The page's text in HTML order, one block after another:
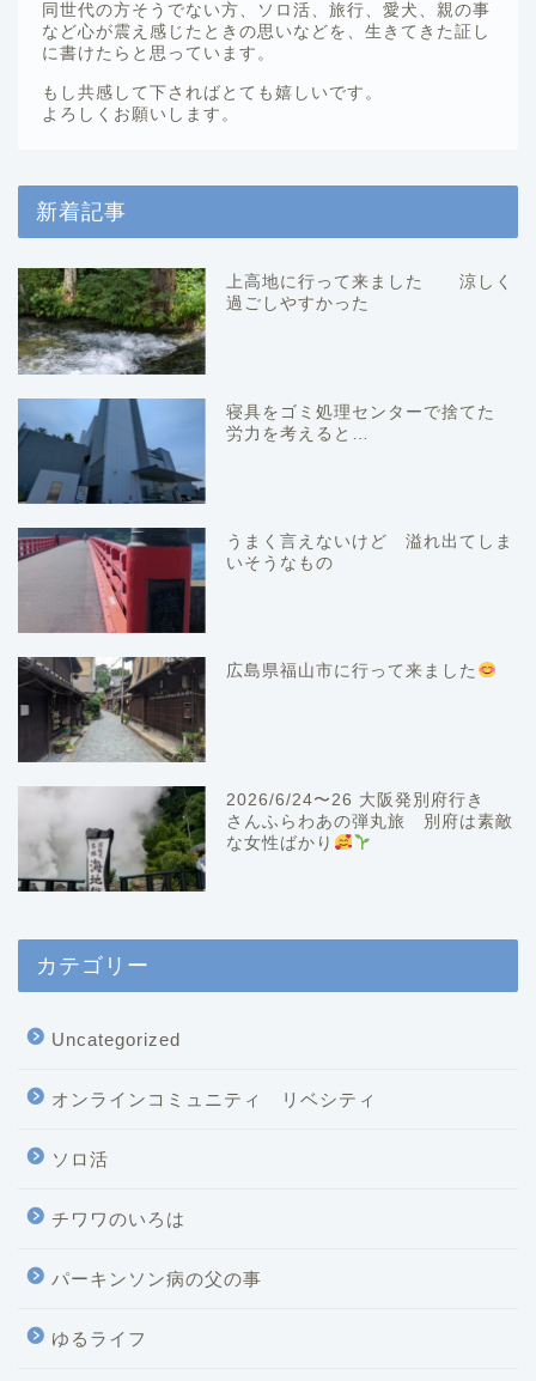
同世代の方そうでない方、ソロ活、旅行、愛犬、親の事
など心が震え感じたときの思いなどを、生きてきた証し
に書けたらと思っています。
もし共感して下さればとても嬉しいです。
よろしくお願いします。
新着記事
上高地に行って来ました 涼しく
過ごしやすかった
寝具をゴミ処理センターで捨てた
労力を考えると…
うまく言えないけど 溢れ出てしま
いそうなもの
広島県福山市に行って来ました
2026/6/24〜26 大阪発別府行き
さんふらわあの弾丸旅 別府は素敵
な女性ばかり
カテゴリー
Uncategorized
オンラインコミュニティ リベシティ
ソロ活
チワワのいろは
パーキンソン病の父の事
ゆるライフ